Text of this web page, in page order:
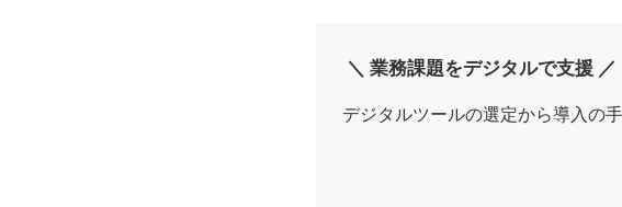
＼ 業務課題をデジタルで支援 ／
デジタルツールの選定から導入の